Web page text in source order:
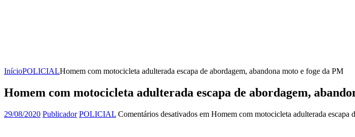
InícioPOLICIALHomem com motocicleta adulterada escapa de abordagem, abandona moto e foge da PM
Homem com motocicleta adulterada escapa de abordagem,
29/08/2020 Publicador POLICIAL Comentários desativados em Homem com motocicleta adulterada escapa